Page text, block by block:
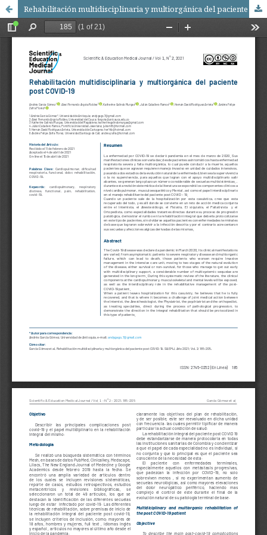
Rehabilitación multidisciplinaria y multiorgánica del paciente post COVID-19